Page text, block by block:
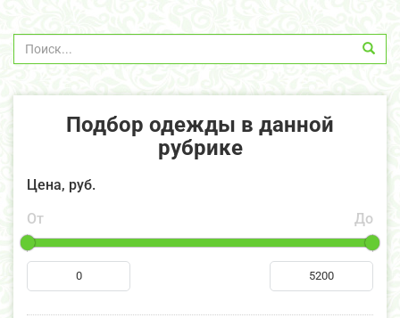
Подбор одежды в данной
рубрике
Цена, руб.
От
До